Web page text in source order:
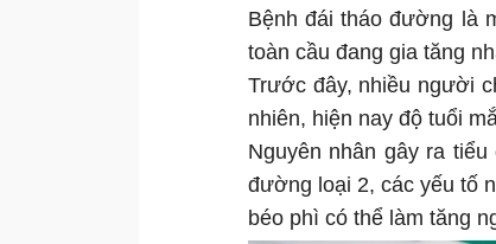
Bệnh đái tháo đường là
toàn cầu đang gia tăng
Trước đây, nhiều người
nhiên, hiện nay độ tuổi
Nguyên nhân gây ra
đường loại 2, các yếu tố
béo phì có thể làm tăng